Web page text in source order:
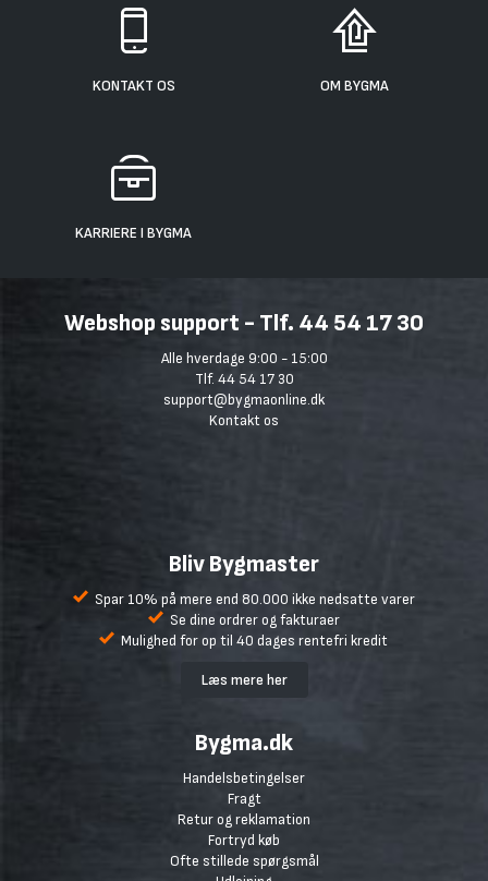
KONTAKT OS OM BYGMA
KARRIERE I BYGMA
Webshop support - Tlf. 44 54 17 30
Alle hverdage 9:00 - 15:00
Tlf. 44 54 17 30
support@bygmaonline.dk
Kontakt os
Bliv Bygmaster
Spar 10% på mere end 80.000 ikke nedsatte varer
Se dine ordrer og fakturaer
Mulighed for op til 40 dages rentefri kredit
Læs mere her
Bygma.dk
Handelsbetingelser
Fragt
Retur og reklamation
Fortryd køb
Ofte stillede spørgsmål